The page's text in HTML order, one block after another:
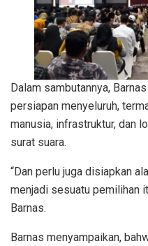
Dalam sambutannya,
persiapan menyeluruh,
manusia, infrastruktur, dan
surat suara.
“Dan perlu juga disiapkan
menjadi sesuatu pemilihan
Barnas.
Barnas menyampaikan,